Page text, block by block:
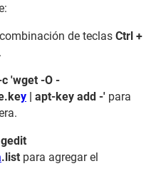
de teclas Ctrl +
.
'wget -O -
y | apt-key add -' para
.list para agregar el